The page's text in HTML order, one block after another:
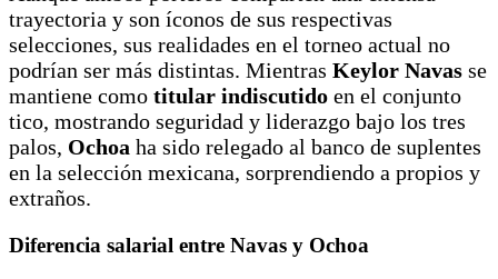
trayectoria y son íconos de sus respectivas
selecciones, sus realidades en el torneo actual no
podrían ser más distintas. Mientras Keylor Navas se
mantiene como titular indiscutido en el conjunto
tico, mostrando seguridad y liderazgo bajo los tres
palos, Ochoa ha sido relegado al banco de suplentes
en la selección mexicana, sorprendiendo a propios y
extraños.
Diferencia salarial entre Navas y Ochoa